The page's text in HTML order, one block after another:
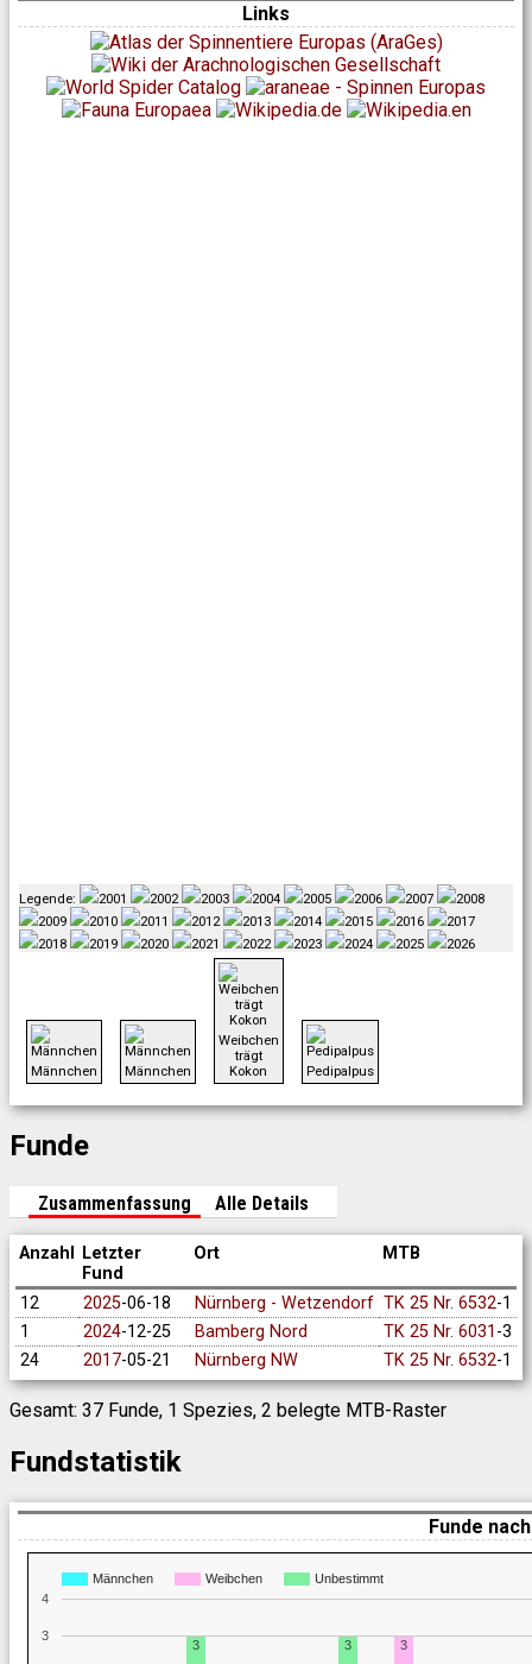
Links
Legende: 2001 2002 2003 2004 2005 2006 2007
2008
2009
2010 2011 2012 2013 2014 2015 2016
2017
2018
2019 2020 2021 2022 2023 2024 2025 2026
Männchen Männchen
Weibchen
trägt
Kokon
Pedipalpus
Funde
Zusammenfassung Alle Details
Anzahl
Letzter
Fund
Ort MTB
12 2025-06-18 Nürnberg - Wetzendorf TK 25 Nr. 6532-1
1
2024-12-25 Bamberg Nord TK 25 Nr. 6031 -3
24
2017-05-21 Nürnberg NW TK 25 Nr. 6532-1
Gesamt: 37 Funde, 1 Spezies, 2 belegte MTB-Raster
Fundstatistik
Funde
Männchen Weibchen Unbestimmt
3
4
3
3 3